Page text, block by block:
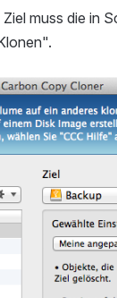
muss die in